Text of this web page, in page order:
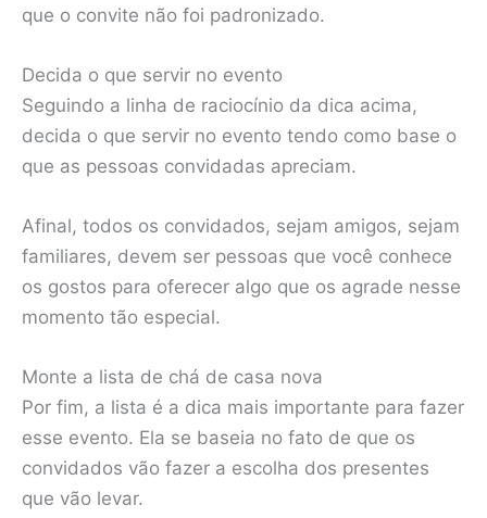
que o convite não foi padronizado.
Decida o que servir no evento
Seguindo a linha de raciocínio da dica acima,
decida o que servir no evento tendo como base o
que as pessoas convidadas apreciam.
Afinal, todos os convidados, sejam amigos, sejam
familiares, devem ser pessoas que você conhece
os gostos para oferecer algo que os agrade nesse
momento tão especial.
Monte a lista de chá de casa nova
Por fim, a lista é a dica mais importante para fazer
esse evento. Ela se baseia no fato de que os
convidados vão fazer a escolha dos presentes
que vão levar.